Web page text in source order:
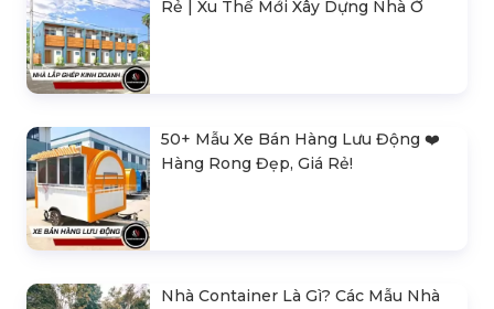
Rẻ | Xu Thế Mới Xây Dựng Nhà Ở
50+ Mẫu Xe Bán Hàng Lưu Động ❤️️
Hàng Rong Đẹp, Giá Rẻ!
Nhà Container Là Gì? Các Mẫu Nhà